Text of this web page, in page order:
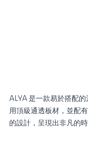
ALYA 是一款易於搭配
用頂級通透板材，並配
的設計，呈現出非凡的時